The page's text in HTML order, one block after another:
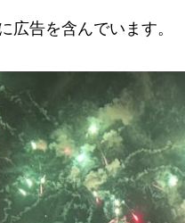
告を含んでいます。